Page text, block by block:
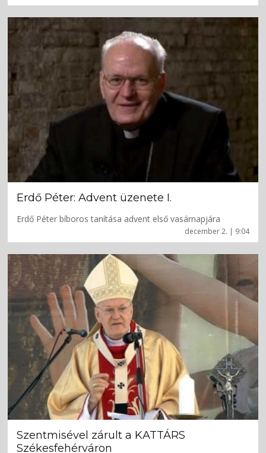
december 2. | 9:04
Erdő Péter: Advent üzenete I.
Erdő Péter bíboros tanítása advent első vasárnapjára
Szentmisével zárult a KATTÁRS
Székesfehérváron